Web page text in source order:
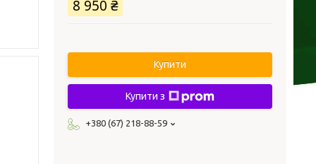
8 950 ₴
Купити
Купити з
+380 (67) 218-88-59